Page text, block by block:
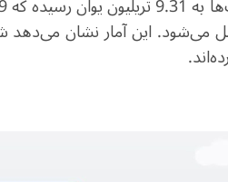
می‌شود. این آمار نشان